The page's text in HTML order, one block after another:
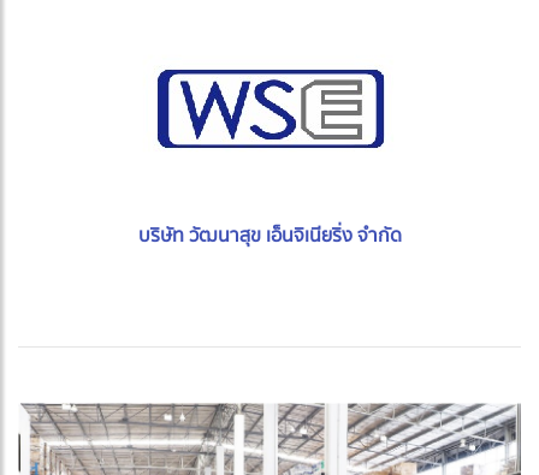
บริษัท วัฒนาสุข เอ็นจิเนียริ่ง จำกัด